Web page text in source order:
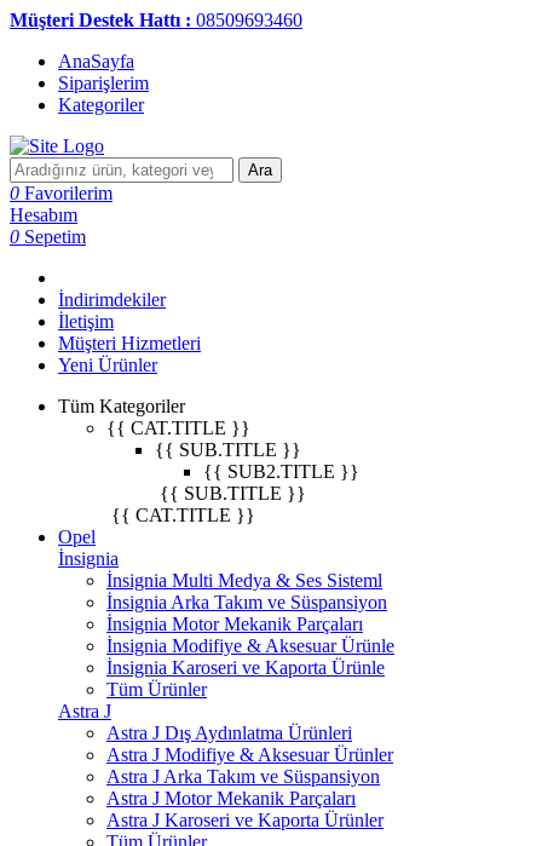
Müşteri Destek Hattı : 08509693460
AnaSayfa
Siparişlerim
Kategoriler
Ara
0 Favorilerim
Hesabım
0 Sepetim
İndirimdekiler
İletişim
Müşteri Hizmetleri
Yeni Ürünler
Tüm Kategoriler
{{ CAT.TITLE }}
{{ SUB.TITLE }}
{{ SUB2.TITLE }}
{{ SUB.TITLE }}
{{ CAT.TITLE }}
Opel
İnsignia
İnsignia Multi Medya & Ses Sisteml
İnsignia Arka Takım ve Süspansiyon
İnsignia Motor Mekanik Parçaları
İnsignia Modifiye & Aksesuar Ürünle
İnsignia Karoseri ve Kaporta Ürünle
Tüm Ürünler
Astra J
Astra J Dış Aydınlatma Ürünleri
Astra J Modifiye & Aksesuar Ürünler
Astra J Arka Takım ve Süspansiyon
Astra J Motor Mekanik Parçaları
Astra J Karoseri ve Kaporta Ürünler
Tüm Ürünler